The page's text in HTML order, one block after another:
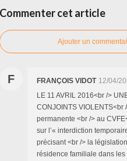
Commenter cet article
Ajouter un
F FRANÇOIS VIDOT 12/04/
LE 11 AVRIL 2016<br />
CONJOINTS
permanente <br /> au
sur l’« interdiction
précisant <br /> la
résidence familiale dans